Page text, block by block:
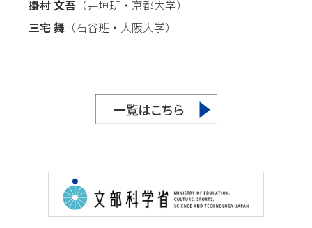
掛村 ⽂吾（井垣班・京都大学）
三宅 舞（石谷班・大阪大学）